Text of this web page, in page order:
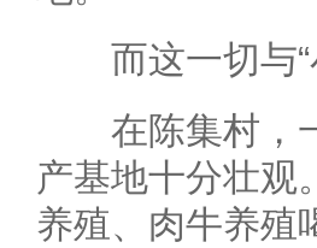
而这一切与“
在陈集村，一
产基地十分壮观
养殖、肉牛养殖